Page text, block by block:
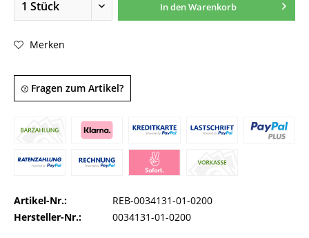
In denWarenkorb
Merken
Fragen zum Artikel?
Artikel-Nr.:
REB-0034131-01-0200
Hersteller-Nr.:
0034131-01-0200